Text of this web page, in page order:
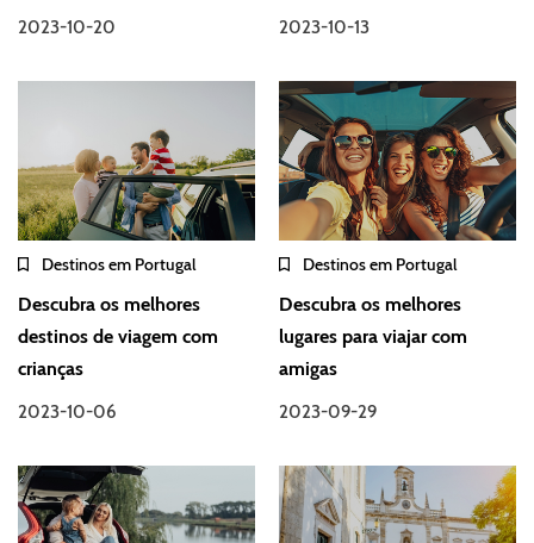
2023-10-20 2023-10-13
Destinos em Portugal
Descubra os melhores
destinos de viagem com
crianças
2023-10-06
Destinos em Portugal
Descubra os melhores
lugares para viajar com
amigas
2023-09-29